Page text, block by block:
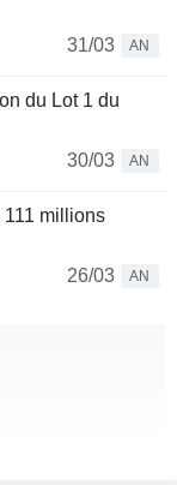
31/03
AN
du Lot 1 du
30/03
AN
millions
26/03
AN